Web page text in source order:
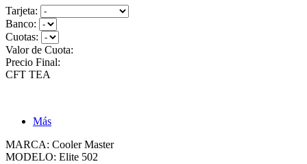
Tarjeta:
Banco:
Cuotas:
Valor de Cuota:
Precio Final:
CFT TEA
Más
MARCA: Cooler Master
MODELO: Elite 502